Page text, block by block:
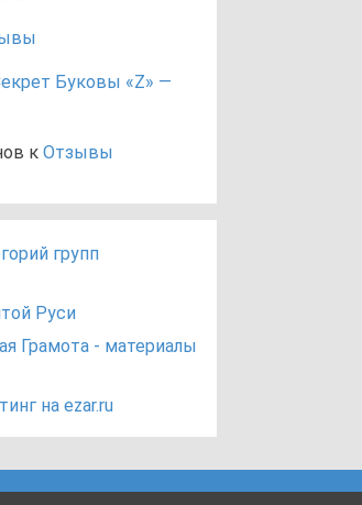
Буковы «Z» —
к Отзывы
групп
Руси
Грамота - материалы
на ezar.ru